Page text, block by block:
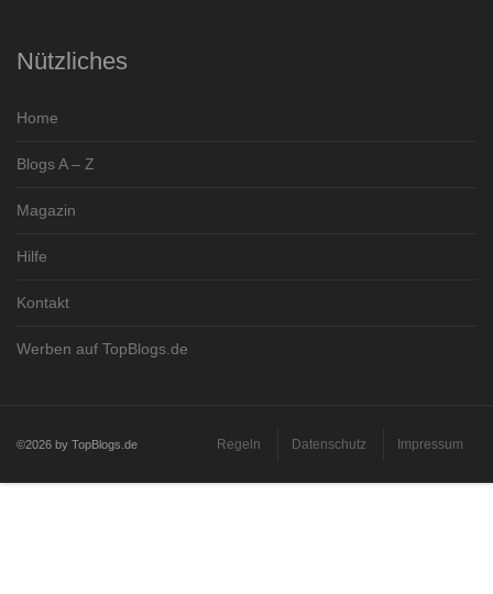
Nützliches
Home
Blogs A – Z
Magazin
Hilfe
Kontakt
Werben auf TopBlogs.de
©2026 by TopBlogs.de Regeln Datenschutz Impressum